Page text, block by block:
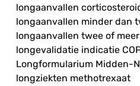
longaanvallen
longaanvallen minder dan
longaanvallen twee of
longevalidatie indicatie
Longformularium Midden-
longziekten methotrexaat